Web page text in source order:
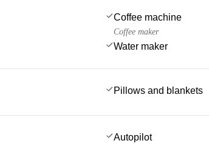
Coffee machine
Coffee maker
Water maker
Pillows and blankets
Autopilot